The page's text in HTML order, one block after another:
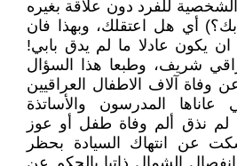
للفرد دون علاقة بغيره
أي هل اعتقلك، وبهذا فان
ان يكون عادلا ما لم يدق بابي!
شريف، وطبعا هذا السؤال
وفاة آلاف الاطفال العراقيين
عاناها المدرسون والأساتذة
لم نذق ألم وفاة طفل أو عوز
عن انتهاك السيادة بحظر